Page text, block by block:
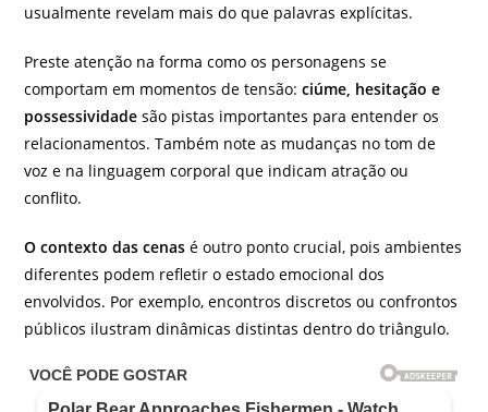
usualmente revelam mais do que palavras explícitas.
Preste atenção na forma como os personagens se
comportam em momentos de tensão:ciúme, hesitação e
possessividade são pistas importantes para entender os
relacionamentos. Também note as mudanças no tom de
voz e na linguagem corporal que indicam atração ou
conflito.
O contexto das cenas é outro ponto crucial, pois ambientes
diferentes podem refletir o estado emocional dos
envolvidos. Por exemplo, encontros discretos ou confrontos
públicos ilustram dinâmicas distintas dentro do triângulo.